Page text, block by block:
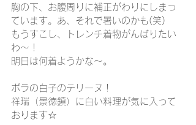
胸の下、お腹周りに補正がわりにしまっ
ています。あ、それで暑いのかも(笑)
もうすこし、トレンチ着物がんばりたい
わ～！
明日は何着ようかな～。
ボラの白子のテリーヌ！
祥瑞（景徳鎮）に白い料理が気に入って
おります☆